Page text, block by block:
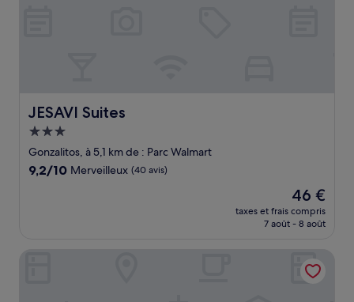
JESAVI Suites
JESAVI Suites
Hébergement
3.0 étoiles
Gonzalitos, à 5,1 km de : Parc Walmart
9.2
9,2/10 Merveilleux (40 avis)
Le
nouveau
prix
de
46 €
46 €
taxes et frais compris
7 août - 8 août